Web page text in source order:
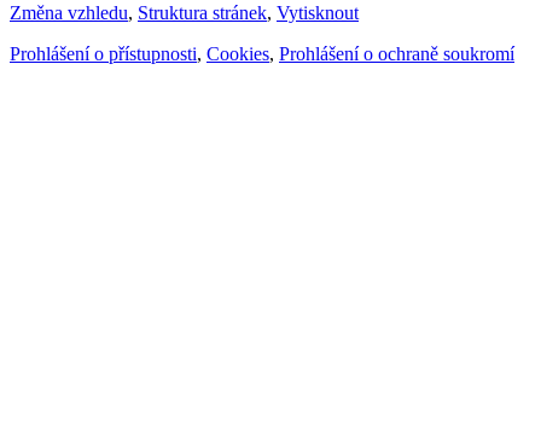
Změna vzhledu, Struktura stránek, Vytisknout
Prohlášení o přístupnosti, Cookies, Prohlášení o ochraně soukromí